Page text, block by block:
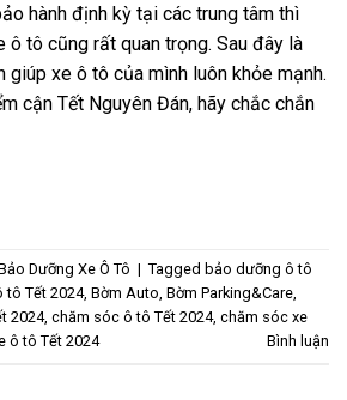
hành định kỳ tại các trung tâm thì
tô cũng rất quan trọng. Sau đây là
xe ô tô của mình luôn khỏe mạnh.
cận Tết Nguyên Đán, hãy chắc chắn
Dưỡng Xe Ô Tô | Tagged bảo dưỡng ô tô
tô Tết 2024, Bờm Auto Bờm Parking&Care
2024, chăm sóc ô tô Tết 2024, chăm sóc xe
ô tô Tết 2024 Bình luận